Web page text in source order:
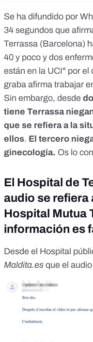
Se ha difundido por
34 segundos que
Terrassa (Barcelona)
40 y poco y dos
están en la UCI" por el
graba afirma trabajar
Sin embargo, desde
tiene Terrassa
que se refiera a la
ellos. El tercero
ginecología. Os lo
El Hospital de
audio se refiera
Hospital Mutua
información es
Desde el Hospital
Maldita.es que el